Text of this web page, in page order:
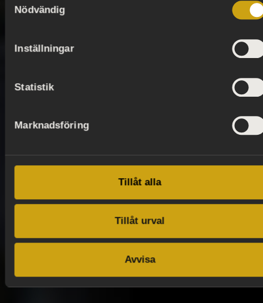
Nödvändig
Inställningar
Statistik
Marknadsföring
Tillåt alla
Tillåt urval
Avvisa